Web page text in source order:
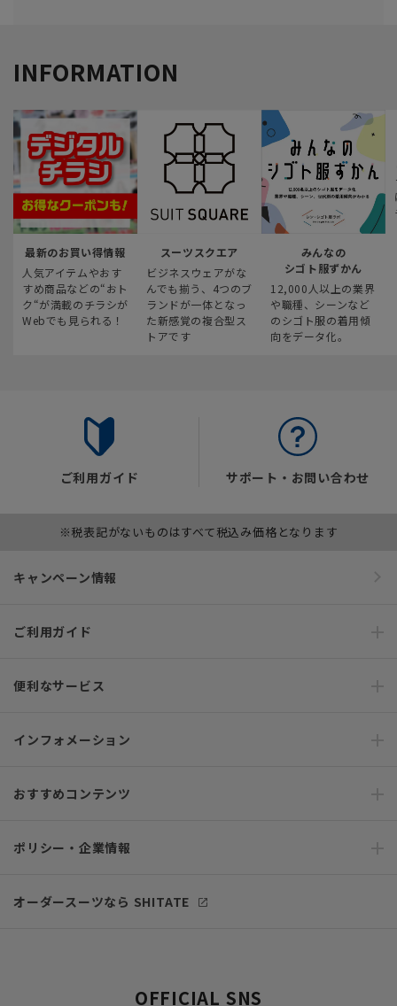
INFORMATION
最新のお買い得情報
人気アイテムやおす
すめ商品などの“おト
ク“が満載のチラシが
Webでも見られる！
スーツスクエア
ビジネスウェアがな
んでも揃う、4つのブ
ランドが一体となっ
た新感覚の複合型ス
トアです
みんなの
シゴト服ずかん
12,000人以上の業界
や職種、シーンなど
のシゴト服の着用傾
向をデータ化。
ご利用ガイド サポート・お問い合わせ
※税表記がないものはすべて税込み価格となります
キャンペーン情報
ご利用ガイド
便利なサービス
インフォメーション
おすすめコンテンツ
ポリシー・企業情報
オーダースーツなら SHITATE
OFFICIAL SNS